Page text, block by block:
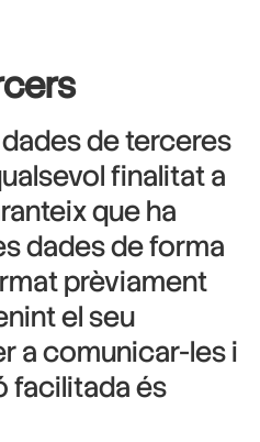
dades de terceres
finalitat a
que ha
dades de forma
prèviament
el seu
a comunicar-les i
facilitada és